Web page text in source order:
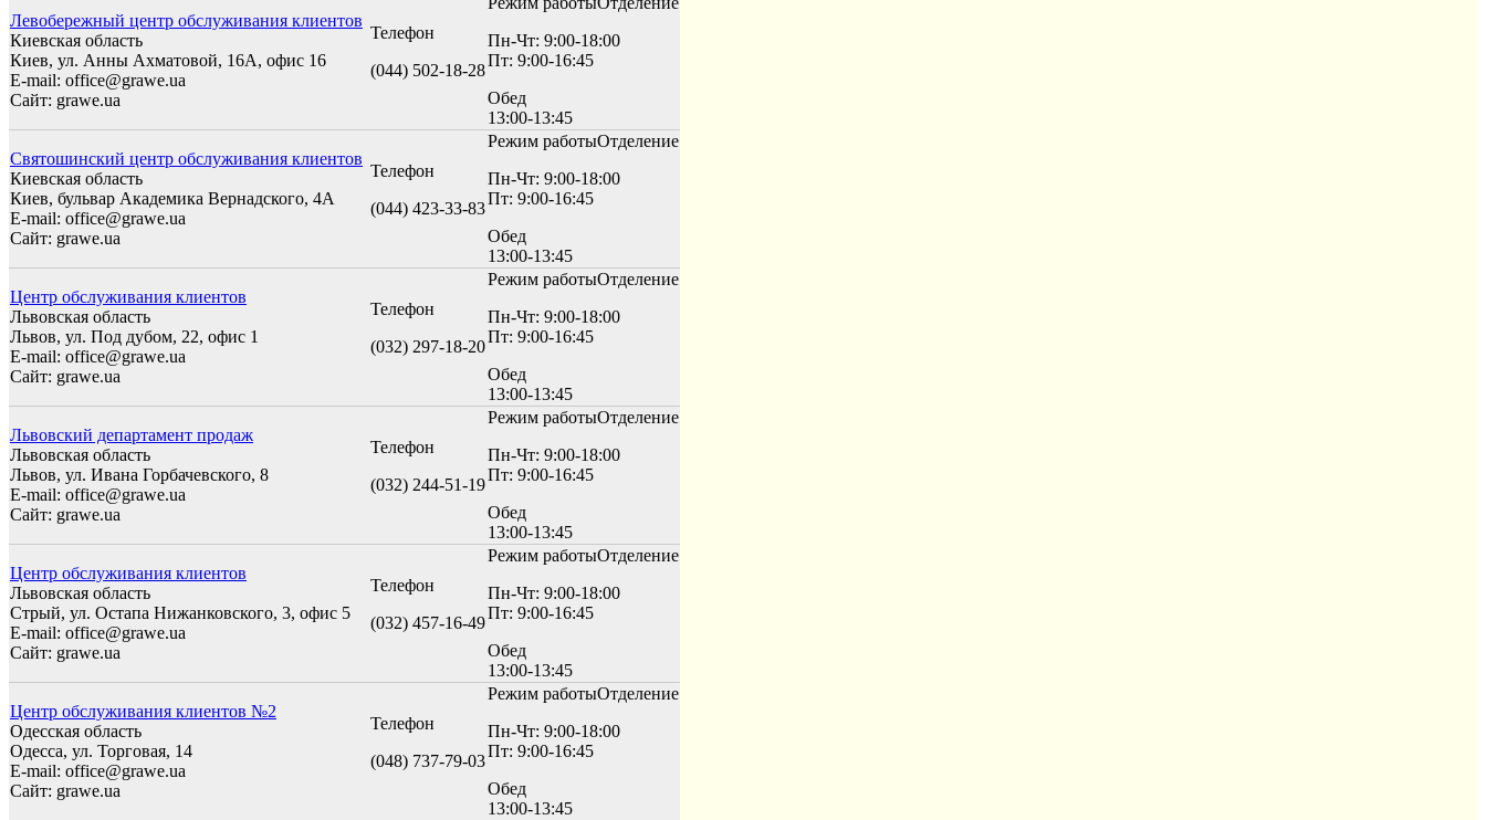
Левобережный центр обслуживания клиентов
Киевская область
Киев, ул. Анны Ахматовой, 16А, офис 16
E-mail: office@grawe.ua
Сайт: grawe.ua
Телефон
(044) 502-18-28
Пн-Чт: 9:00-18:00
Пт: 9:00-16:45
Обед
13:00-13:45
Святошинский центр обслуживания клиентов
Киевская область
Киев, бульвар Академика Вернадского, 4А
E-mail: office@grawe.ua
Сайт: grawe.ua
Телефон
(044) 423-33-83
Режим работыОтделение
Пн-Чт: 9:00-18:00
Пт: 9:00-16:45
Обед
13:00-13:45
Центр обслуживания клиентов
Львовская область
Львов, ул. Под дубом, 22, офис 1
E-mail: office@grawe.ua
Сайт: grawe.ua
Телефон
(032) 297-18-20
Режим работыОтделение
Пн-Чт: 9:00-18:00
Пт: 9:00-16:45
Обед
13:00-13:45
Львовский департамент продаж
Львовская область
Львов, ул. Ивана Горбачевского, 8
E-mail: office@grawe.ua
Сайт: grawe.ua
Телефон
(032) 244-51-19
Режим работыОтделение
Пн-Чт: 9:00-18:00
Пт: 9:00-16:45
Обед
13:00-13:45
Центр обслуживания клиентов
Львовская область
Стрый, ул. Остапа Нижанковского, 3, офис 5
E-mail: office@grawe.ua
Сайт: grawe.ua
Телефон
(032) 457-16-49
Режим работыОтделение
Пн-Чт: 9:00-18:00
Пт: 9:00-16:45
Обед
13:00-13:45
Центр обслуживания клиентов №2
Одесская область
Одесса, ул. Торговая, 14
E-mail: office@grawe.ua
Сайт: grawe.ua
Телефон
(048) 737-79-03
Режим работыОтделение
Пн-Чт: 9:00-18:00
Пт: 9:00-16:45
Обед
13:00-13:45